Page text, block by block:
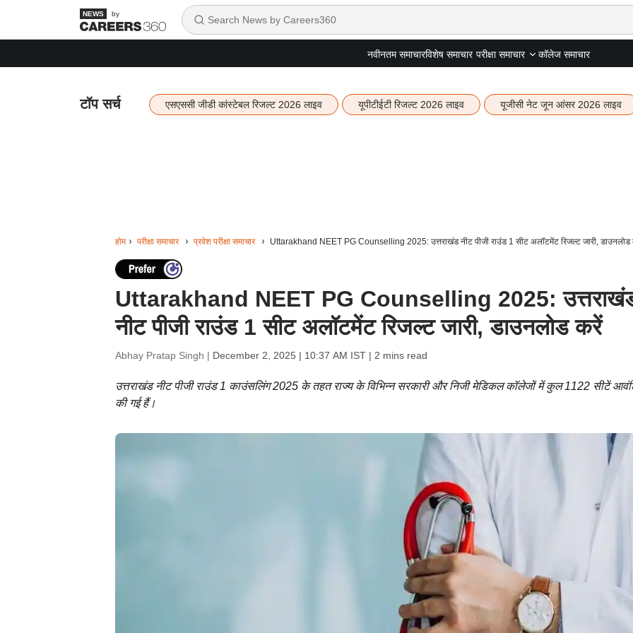
by
नवीनतम समाचारविशेष समाचार परीक्षा समाचार कॉलेज समाचार
टॉप सर्च एसएससी जीडी कांस्टेबल रिजल्ट 2026 लाइव यूपीटीईटी रिजल्ट 2026 लाइव यूजीसी नेट जून आंसर 2026 लाइव
होम परीक्षा समाचार प्रवेश परीक्षा समाचार Uttarakhand NEET PG Counselling 2025: उत्तराखंड नीट पीजी राउंड 1 सीट अलॉटमेंट रिजल्ट जारी, डाउनलोड
Uttarakhand NEET PG Counselling 2025:
नीट पीजी राउंड 1 सीट अलॉटमेंट रिजल्ट जारी, डाउनलोड करें
Abhay Pratap Singh | December 2, 2025 | 10:37 AM IST| 2 mins read
उत्तराखंड नीट पीजी राउंड 1 काउंसलिंग 2025 के तहत राज्य के विभिन्न सरकारी और निजी मेडिकल कॉलेजों में कुल 1122 सीटें
की गई हैं।